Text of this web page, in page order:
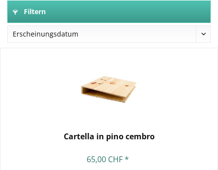
Filtern
Cartella in pino cembro
65,00 CHF *